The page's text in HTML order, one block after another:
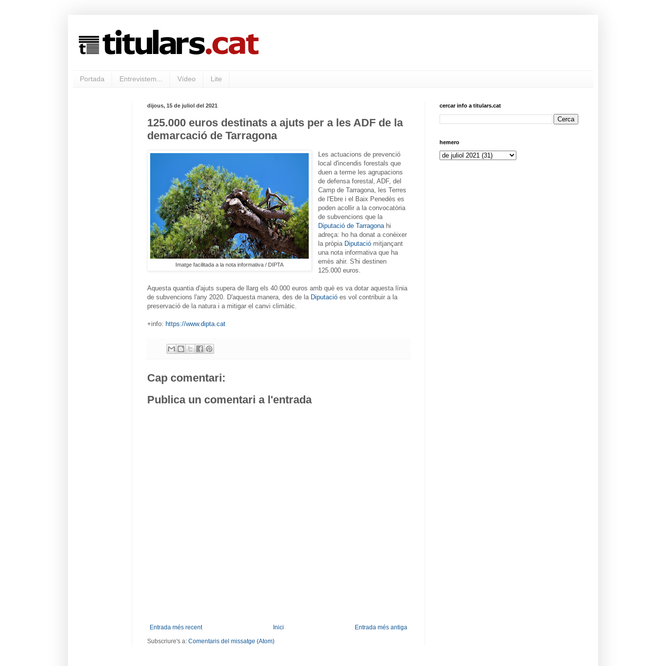
Portada Entrevistem... Vídeo Lite
dijous, 15 de juliol del 2021
125.000 euros destinats a ajuts per a les ADF de la
demarcació de Tarragona
Imatge facilitada a la nota informativa / DIPTA
Les actuacions de prevenció
local d'incendis forestals que
duen a terme les agrupacions
de defensa forestal, ADF, del
Camp de Tarragona, les Terres
de l'Ebre i el Baix Penedès es
poden acollir a la convocatòria
de subvencions que la
Diputació de Tarragonahi
adreça: ho ha donat a conèixer
la pròpia Diputació mitjançant
una nota informativa que ha
emès ahir. S'hi destinen
125.000 euros.
Aquesta quantia d'ajuts supera de llarg els 40.000 euros amb què es va dotar aquesta línia
de subvencions l'any 2020. D'aquesta manera, des de la Diputació es vol contribuir a la
preservació de la natura i a mitigar el canvi climàtic.
+info: https://www.dipta.cat
Cap comentari:
Publica un comentari a l'entrada
Entrada més recent Entrada més antiga
Inici
Subscriure's a: Comentaris del missatge (Atom)
cercar info a titulars.cat
hemero